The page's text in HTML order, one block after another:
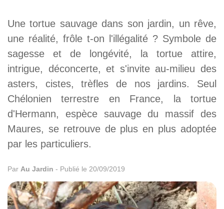
Une tortue sauvage dans son jardin, un rêve,
une réalité, frôle t-on l'illégalité ? Symbole de
sagesse et de longévité, la tortue attire,
intrigue, déconcerte, et s'invite au-milieu des
asters, cistes, trèfles de nos jardins. Seul
Chélonien terrestre en France, la tortue
d'Hermann, espèce sauvage du massif des
Maures, se retrouve de plus en plus adoptée
par les particuliers.
Par Au Jardin - Publié le 20/09/2019